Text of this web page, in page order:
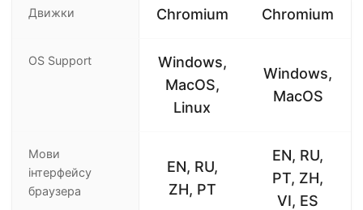
Движки Chromium Chromium
OS Support
Windows,
MacOS,
Linux
Windows,
MacOS
Мови
інтерфейсу
браузера
EN, RU,
ZH, PT
EN, RU,
PT, ZH,
VI, ES